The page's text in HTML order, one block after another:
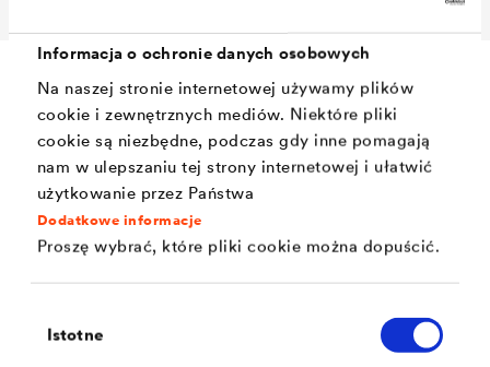
Informacja o ochronie danych osobowych
Na naszej stronie internetowej używamy plików
cookie i zewnętrznych mediów. Niektóre pliki
cookie są niezbędne, podczas gdy inne pomagają
nam w ulepszaniu tej strony internetowej i ułatwić
użytkowanie przez Państwa
Dodatkowe informacje
Proszę wybrać, które pliki cookie można dopuścić.
zgody
Istotne
Akcesoria